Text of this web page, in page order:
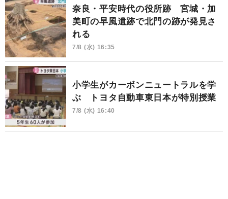
奈良・平安時代の役所跡 宮城・加
美町の早風遺跡で北門の跡が発見さ
れる
7/8 (水) 16:35
小学生がカーボンニュートラルを学
ぶ トヨタ自動車東日本が特別授業
7/8 (水) 16:40